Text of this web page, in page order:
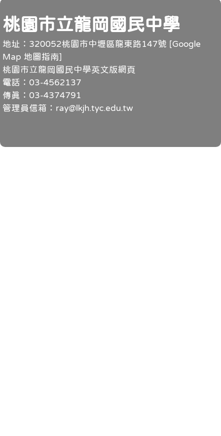
頁尾
桃園市立龍岡國民中學
地址：320052桃園市中壢區龍東路147號 [Google
Map 地圖指南]
桃園市立龍岡國民中學英文版網頁
電話：03-4562137
傳真：03-4374791
管理員信箱：ray@lkjh.tyc.edu.tw